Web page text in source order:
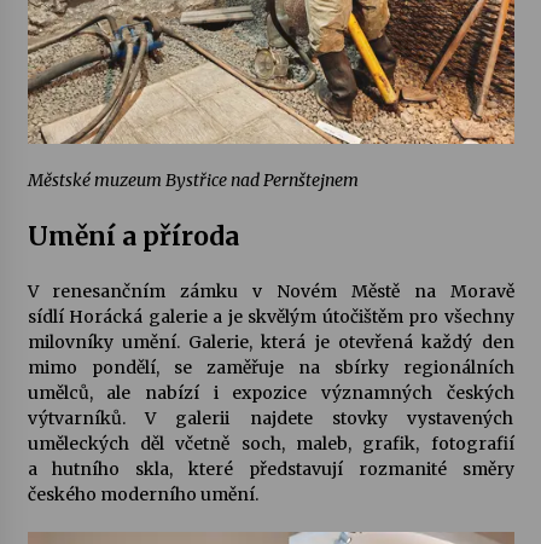
Městské muzeum Bystřice nad Pernštejnem
Umění a příroda
V renesančním zámku v Novém Městě na Moravě
sídlí Horácká galeriea je skvělým útočištěm pro všechny
milovníky umění. Galerie, která je otevřená každý den
mimo pondělí, se zaměřuje na sbírky regionálních
umělců, ale nabízí i expozice významných českých
výtvarníků. V galerii najdete stovky vystavených
uměleckých děl včetně soch, maleb, grafik, fotografií
a hutního skla, které představují rozmanité směry
českého moderního umění.